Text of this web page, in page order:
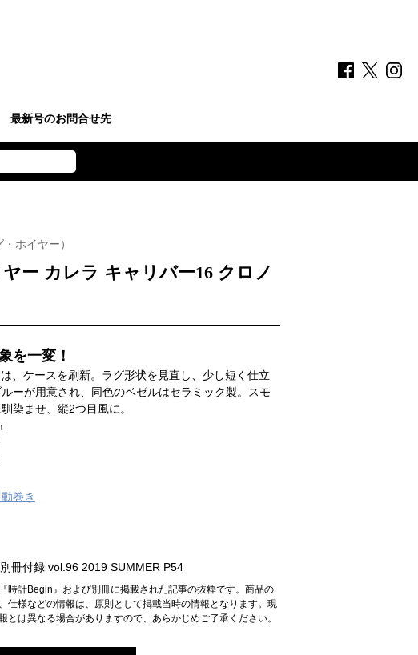
最新号のお問合せ先
・ホイヤー）
ー カレラ キャリバー16 クロノ
を一変！
、ケースを刷新。ラグ形状を見直し、少し短く仕立
ーが用意され、同色のベゼルはセラミック製。スモ
染ませ、縦2つ目風に。
動巻き
冊付録 vol.96 2019 SUMMER P54
時計Begin』および別冊に掲載された記事の抜粋です。商品の
仕様などの情報は、原則として掲載当時の情報となります。現
とは異なる場合がありますので、あらかじめご了承ください。